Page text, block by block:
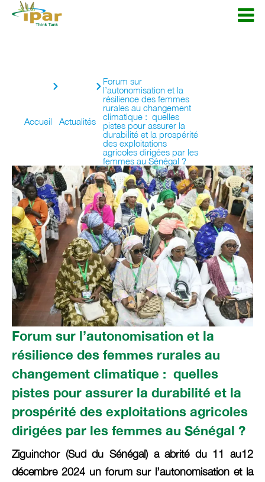
Accueil Actualités
Forum sur
l’autonomisation et la
résilience des femmes
rurales au changement
climatique : quelles
pistes pour assurer la
durabilité et la prospérité
des exploitations
agricoles dirigées par les
femmes au Sénégal ?
Forum sur l’autonomisation et la
résilience des femmes rurales au
changement climatique : quelles
pistes pour assurer la durabilité et la
prospérité des exploitations agricoles
dirigées par les femmes au Sénégal ?
Ziguinchor (Sud du Sénégal) a abrité du 11 au12
décembre 2024 un forum sur l’autonomisation et la